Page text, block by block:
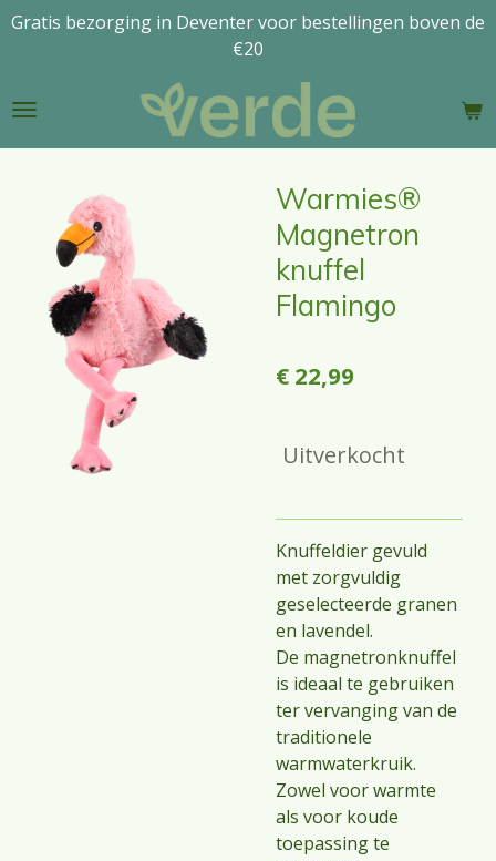
Ga
de
Gratis bezorging in Deventer voor bestellingen boven de
€20
Warmies®
Magnetron
knuffel
Flamingo
€ 22,99
Uitverkocht
Knuffeldier gevuld
met zorgvuldig
geselecteerde granen
en lavendel.
De magnetronknuffel
is ideaal te gebruiken
ter vervanging van de
traditionele
warmwaterkruik.
Zowel voor warmte
als voor koude
toepassing te